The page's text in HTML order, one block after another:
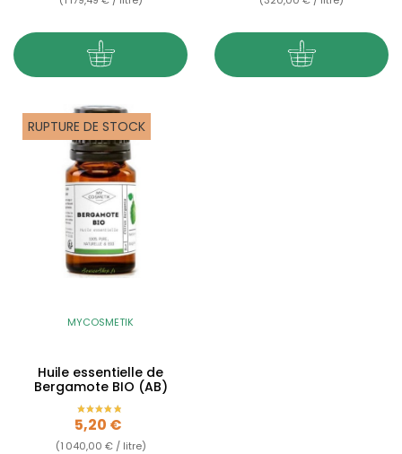
RUPTURE DE STOCK
MYCOSMETIK
Huile essentielle de
Bergamote BIO (AB)
Prix
5,20 €
(1 040,00 € / litre)